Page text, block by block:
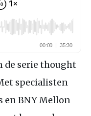
de serie thought
specialisten
enBNYMellon